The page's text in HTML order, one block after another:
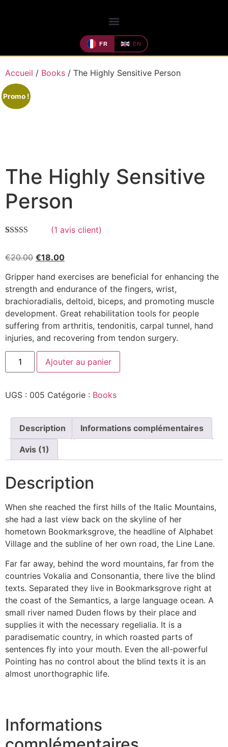
FR EN
Accueil / Books / The Highly Sensitive Person
Promo !
The Highly Sensitive
Person
notation
(1 avis client)
€20.00 €18.00
Gripper hand exercises are beneficial for enhancing the
strength and endurance of the fingers, wrist,
brachioradialis, deltoid, biceps, and promoting muscle
development. Great rehabilitation tools for people
suffering from arthritis, tendonitis, carpal tunnel, hand
injuries, and recovering from tendon surgery.
Ajouter au panier
UGS : 005 Catégorie : Books
Description Informations complémentaires
Avis (1)
Description
When she reached the first hills of the Italic Mountains,
she had a last view back on the skyline of her
hometown Bookmarksgrove, the headline of Alphabet
Village and the subline of her own road, the Line Lane.
Far far away, behind the word mountains, far from the
countries Vokalia and Consonantia, there live the blind
texts. Separated they live in Bookmarksgrove right at
the coast of the Semantics, a large language ocean. A
small river named Duden flows by their place and
supplies it with the necessary regelialia. It is a
paradisematic country, in which roasted parts of
sentences fly into your mouth. Even the all-powerful
Pointing has no control about the blind texts it is an
almost unorthographic life.
Informations